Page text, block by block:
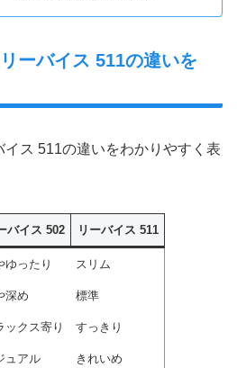
ーバイス 511の違いを
イス 511の違いをわかりやすく表
バイス 502 リーバイス 511
ゆったり スリム
深め 標準
ックス寄り すっきり
ュアル きれいめ